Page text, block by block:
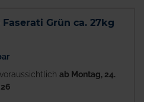
Faserati Grün ca. 27kg
ab Montag, 24.